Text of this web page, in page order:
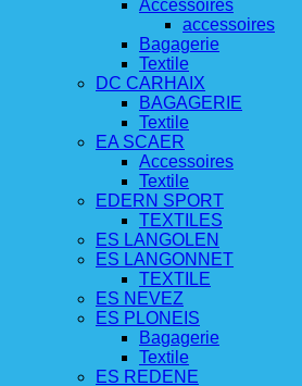
Accessoires
accessoires
Bagagerie
Textile
DC CARHAIX
BAGAGERIE
Textile
EA SCAER
Accessoires
Textile
EDERN SPORT
TEXTILES
ES LANGOLEN
ES LANGONNET
TEXTILE
ES NEVEZ
ES PLONEIS
Bagagerie
Textile
ES REDENE